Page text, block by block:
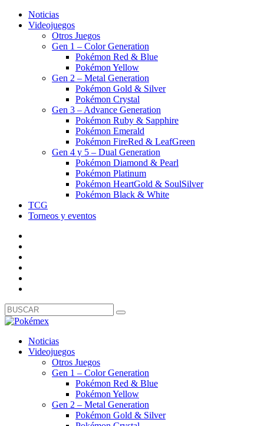
Noticias
Videojuegos
Otros Juegos
Gen 1 – Color Generation
Pokémon Red & Blue
Pokémon Yellow
Gen 2 – Metal Generation
Pokémon Gold & Silver
Pokémon Crystal
Gen 3 – Advance Generation
Pokémon Ruby & Sapphire
Pokémon Emerald
Pokémon FireRed & LeafGreen
Gen 4 y 5 – Dual Generation
Pokémon Diamond & Pearl
Pokémon Platinum
Pokémon HeartGold & SoulSilver
Pokémon Black & White
TCG
Torneos y eventos
Noticias
Videojuegos
Otros Juegos
Gen 1 – Color Generation
Pokémon Red & Blue
Pokémon Yellow
Gen 2 – Metal Generation
Pokémon Gold & Silver